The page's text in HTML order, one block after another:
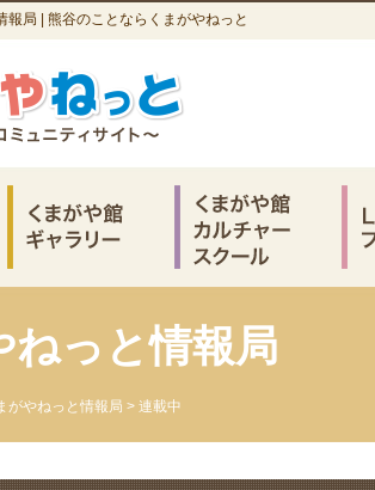
報局 | 熊谷のことならくまがやねっと
ねっと情報局
がやねっと情報局 > 連載中